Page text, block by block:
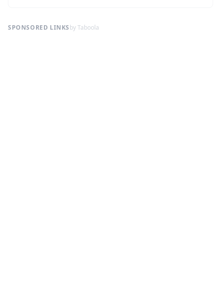
SPONSORED LINKSby Taboola